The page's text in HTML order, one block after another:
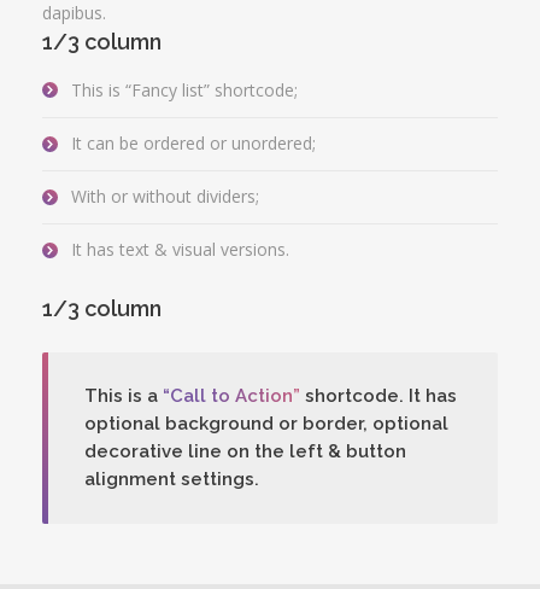
dapibus.
1/3 column
This is “Fancy list” shortcode;
It can be ordered or unordered;
With or without dividers;
It has text & visual versions.
1/3 column
This is a “Call to Action” shortcode. It has
optional background or border, optional
decorative line on the left & button
alignment settings.